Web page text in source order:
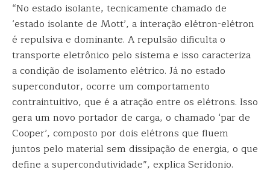
“No estado isolante, tecnicamente chamado de
‘estado isolante de Mott’, a interação elétron-elétron
é repulsiva e dominante. A repulsão dificulta o
transporte eletrônico pelo sistema e isso caracteriza
a condição de isolamento elétrico. Já no estado
supercondutor, ocorre um comportamento
contraintuitivo, que é a atração entre os elétrons. Isso
gera um novo portador de carga, o chamado ‘par de
Cooper’, composto por dois elétrons que fluem
juntos pelo material sem dissipação de energia, o que
define a supercondutividade”, explica Seridonio.